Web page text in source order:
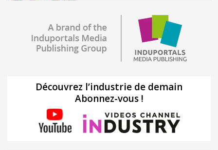
Découvrez l’industrie de demain
Abonnez-vous !